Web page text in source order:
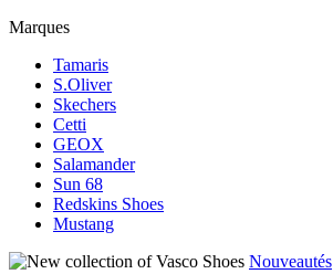
Marques
Tamaris
S.Oliver
Skechers
Cetti
GEOX
Salamander
Sun 68
Redskins Shoes
Mustang
Nouveautés